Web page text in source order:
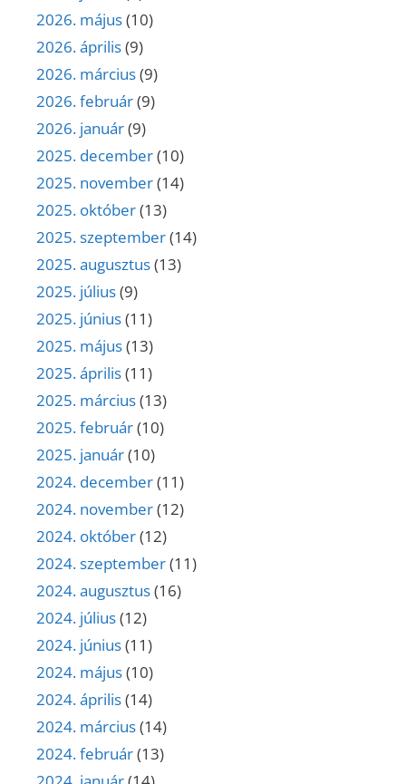
2026. május(10)
2026. április(9)
2026. március(9)
2026. február(9)
2026. január(9)
2025. december(10)
2025. november(14)
2025. október(13)
2025. szeptember(14)
2025. augusztus(13)
2025. július(9)
2025. június(11)
2025. május(13)
2025. április(11)
2025. március(13)
2025. február(10)
2025. január(10)
2024. december(11)
2024. november(12)
2024. október(12)
2024. szeptember(11)
2024. augusztus(16)
2024. július(12)
2024. június(11)
2024. május(10)
2024. április(14)
2024. március(14)
2024. február(13)